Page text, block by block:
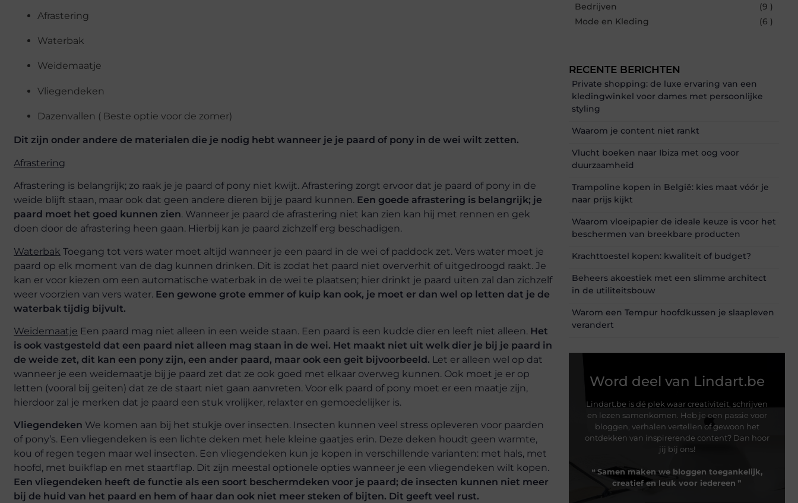
Afrastering
Waterbak
Weidemaatje
Vliegendeken
Dazenvallen ( Beste optie voor de zomer)
Dit zijn onder andere de materialen die je nodig hebt wanneer je je paard of pony in de wei wilt zetten.
Afrastering
Afrastering is belangrijk; zo raak je je paard of pony niet kwijt. Afrastering zorgt ervoor dat je paard of pony in de
weide blijft staan, maar ook dat geen andere dieren bij je paard kunnen. Een goede afrastering is belangrijk; je
paard moet het goed kunnen zien. Wanneer je paard de afrastering niet kan zien kan hij met rennen en gek
doen door de afrastering heen gaan. Hierbij kan je paard zichzelf erg beschadigen.
Waterbak Toegang tot vers water moet altijd wanneer je een paard in de wei of paddock zet. Vers water moet je
paard op elk moment van de dag kunnen drinken. Dit is zodat het paard niet oververhit of uitgedroogd raakt. Je
kan er voor kiezen om een automatische waterbak in de wei te plaatsen; hier drinkt je paard uiten zal dan zichzelf
weer voorzien van vers water. Een gewone grote emmer of kuip kan ook, je moet er dan wel op letten dat je de
waterbak tijdig bijvult.
Weidemaatje Een paard mag niet alleen in een weide staan. Een paard is een kudde dier en leeft niet alleen. Het
is ook vastgesteld dat een paard niet alleen mag staan in de wei. Het maakt niet uit welk dier je bij je paard in
de weide zet, dit kan een pony zijn, een ander paard, maar ook een geit bijvoorbeeld. Let er alleen wel op dat
wanneer je een weidemaatje bij je paard zet dat ze ook goed met elkaar overweg kunnen. Ook moet je er op
letten (vooral bij geiten) dat ze de staart niet gaan aanvreten. Voor elk paard of pony moet er een maatje zijn,
hierdoor zal je merken dat je paard een stuk vrolijker, relaxter en gemoedelijker is.
Vliegendeken We komen aan bij het stukje over insecten. Insecten kunnen veel stress opleveren voor paarden
of pony’s. Een vliegendeken is een lichte deken met hele kleine gaatjes erin. Deze deken houdt geen warmte,
kou of regen tegen maar wel insecten. Een vliegendeken kun je kopen in verschillende varianten: met hals, met
hoofd, met buikflap en met staartflap. Dit zijn meestal optionele opties wanneer je een vliegendeken wilt kopen.
Een vliegendeken heeft de functie als een soort beschermdeken voor je paard; de insecten kunnen niet meer
bij de huid van het paard en hem of haar dan ook niet meer steken of bijten. Dit geeft veel rust.
Bedrijven
(9 )
Mode en Kleding
(6 )
RECENTE BERICHTEN
Private shopping: de luxe ervaring van een
kledingwinkel voor dames met persoonlijke
styling
Waarom je content niet rankt
Vlucht boeken naar Ibiza met oog voor
duurzaamheid
Trampoline kopen in België: kies maat vóór je
naar prijs kijkt
Waarom vloeipapier de ideale keuze is voor het
beschermen van breekbare producten
Krachttoestel kopen: kwaliteit of budget?
Beheers akoestiek met een slimme architect
in de utiliteitsbouw
Warom een Tempur hoofdkussen je slaapleven
verandert
Word deel van Lindart.be
Lindart.be is dé plek waar creativiteit, schrijven
en lezen samenkomen. Heb je een passie voor
bloggen, verhalen vertellen of gewoon het
ontdekken van inspirerende content? Dan hoor
jij bij ons!
❝ Samen maken we bloggen toegankelijk,
creatief en leuk voor iedereen ❞